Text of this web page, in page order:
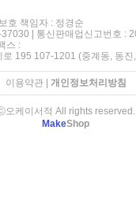
호 책임자 : 정경순
| 통신판매업신고번호 :
스 :
로 195 107-1201 (중계동, 동진
이용약관| 개인정보처리방침
케이서적 All rights reserved.
MakeShop